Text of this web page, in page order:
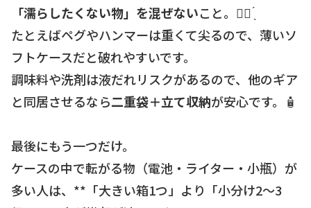
「濡らしたくない物」を混ぜないこと。☝🏻 ̖́
たとえばペグやハンマーは重くて尖るので、薄いソ
フトケースだと破れやすいです。
調味料や洗剤は液だれリスクがあるので、他のギア
と同居させるなら二重袋＋立て収納が安心です。🧴
最後にもう一つだけ。
ケースの中で転がる物（電池・ライター・小瓶）が
多い人は、**「大きい箱1つ」より「小分け2〜3